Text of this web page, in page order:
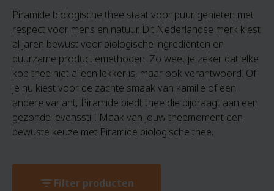
Piramide biologische thee staat voor puur genieten met
respect voor mens en natuur. Dit Nederlandse merk kiest
al jaren bewust voor biologische ingrediënten en
duurzame productiemethoden. Zo weet je zeker dat elke
kop thee niet alleen lekker is, maar ook verantwoord. Of
je nu kiest voor de zachte smaak van kamille of een
andere variant, Piramide biedt thee die bijdraagt aan een
gezonde levensstijl. Maak van jouw theemoment een
bewuste keuze met Piramide biologische thee.
filter_listFilter producten